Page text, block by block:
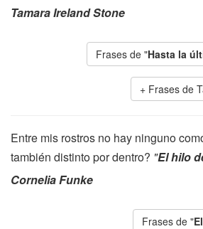
Tamara Ireland Stone
Frases de "Hasta la
Frases de
Entre mis rostros no hay ninguno
también distinto por dentro? "El hilo
Cornelia Funke
Frases de "